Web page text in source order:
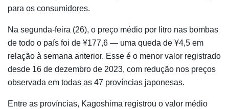
para os consumidores.
Na segunda-feira (26), o preço médio por litro nas bombas
de todo o país foi de ¥177,6 — uma queda de ¥4,5 em
relação à semana anterior. Esse é o menor valor registrado
desde 16 de dezembro de 2023, com redução nos preços
observada em todas as 47 províncias japonesas.
Entre as províncias, Kagoshima registrou o valor médio